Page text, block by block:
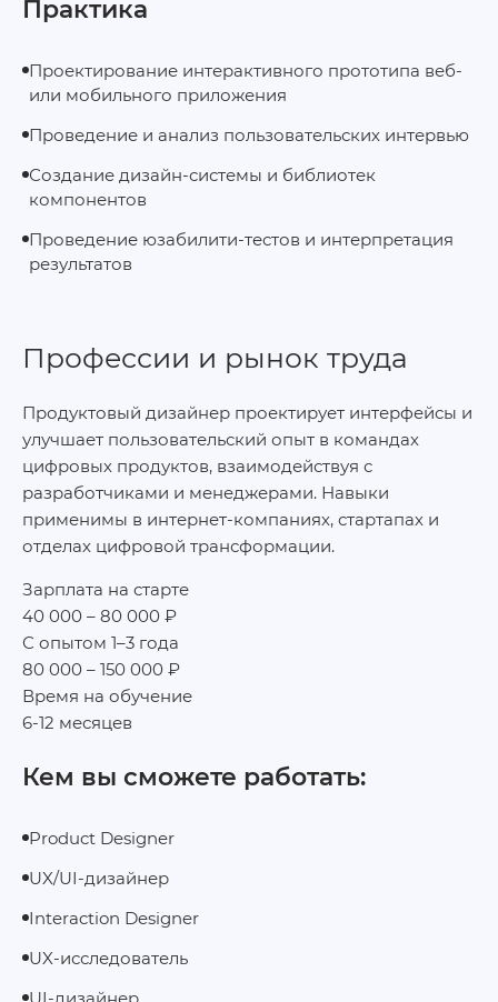
Практика
Проектирование интерактивного прототипа веб‑
или мобильного приложения
Проведение и анализ пользовательских интервью
Создание дизайн‑системы и библиотек
компонентов
Проведение юзабилити‑тестов и интерпретация
результатов
Профессии и рынок труда
Продуктовый дизайнер проектирует интерфейсы и
улучшает пользовательский опыт в командах
цифровых продуктов, взаимодействуя с
разработчиками и менеджерами. Навыки
применимы в интернет‑компаниях, стартапах и
отделах цифровой трансформации.
Зарплата на старте
40 000 – 80 000 ₽
С опытом 1–3 года
80 000 – 150 000 ₽
Время на обучение
6-12 месяцев
Кем вы сможете работать:
Product Designer
UX/UI‑дизайнер
Interaction Designer
UX‑исследователь
UI‑дизайнер